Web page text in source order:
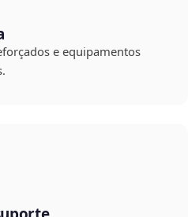
e equipamentos